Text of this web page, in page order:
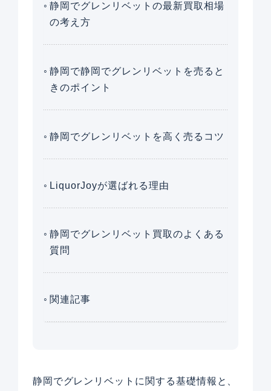
静岡でグレンリベットの最新買取相場
の考え方
静岡で静岡でグレンリベットを売ると
きのポイント
静岡でグレンリベットを高く売るコツ
LiquorJoyが選ばれる理由
静岡でグレンリベット買取のよくある
質問
関連記事
静岡でグレンリベットに関する基礎情報と、